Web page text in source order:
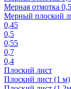
Мерная отмотка 0,5
Мерный плоский
0,45
0,5
0,55
0,7
0,4
Плоский лист
Плоский лист (1 м)